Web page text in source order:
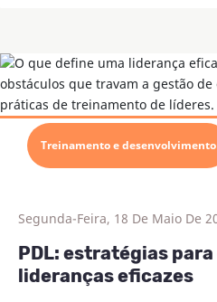
Treinamento e desenvolvimento
Segunda-Feira, 18 De Maio De
PDL: estratégias
lideranças eficazes